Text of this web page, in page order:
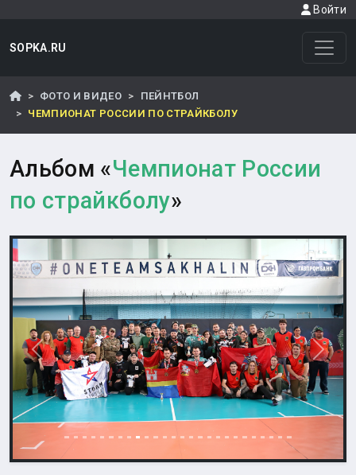
Войти
SOPKA.RU
ФОТО И ВИДЕО
ПЕЙНТБОЛ
ЧЕМПИОНАТ РОССИИ ПО СТРАЙКБОЛУ
Альбом «Чемпионат России
по страйкболу»
Назад